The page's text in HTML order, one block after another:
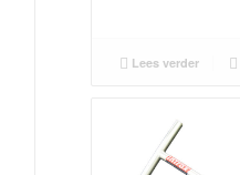
Lees verder